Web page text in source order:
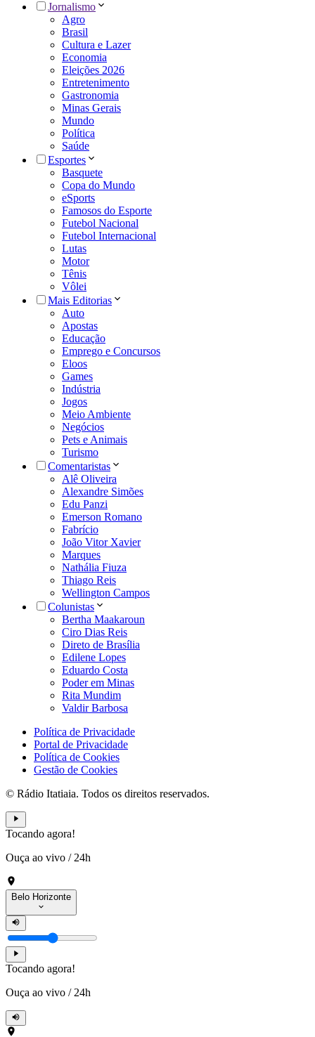
Jornalismo
Agro
Brasil
Cultura e Lazer
Economia
Eleições 2026
Entretenimento
Gastronomia
Minas Gerais
Mundo
Política
Saúde
Esportes
Basquete
Copa do Mundo
eSports
Famosos do Esporte
Futebol Nacional
Futebol Internacional
Lutas
Motor
Tênis
Vôlei
Mais Editorias
Auto
Apostas
Educação
Emprego e Concursos
Eloos
Games
Indústria
Jogos
Meio Ambiente
Negócios
Pets e Animais
Turismo
Comentaristas
Alê Oliveira
Alexandre Simões
Edu Panzi
Emerson Romano
Fabrício
João Vitor Xavier
Marques
Nathália Fiuza
Thiago Reis
Wellington Campos
Colunistas
Bertha Maakaroun
Ciro Dias Reis
Direto de Brasília
Edilene Lopes
Eduardo Costa
Poder em Minas
Rita Mundim
Valdir Barbosa
Política de Privacidade
Portal de Privacidade
Política de Cookies
Gestão de Cookies
© Rádio Itatiaia. Todos os direitos reservados.
Tocando agora!
Ouça ao vivo / 24h
Belo Horizonte
Tocando agora!
Ouça ao vivo / 24h